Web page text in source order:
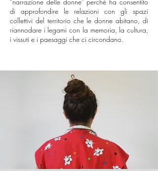
di approfondire le relazioni con gli spazi
collettivi del territorio che le donne abitano, di
riannodare i legami con la memoria, la cultura,
i vissuti e i paesaggi che ci circondano.